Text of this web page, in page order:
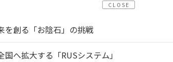
CLOSE
を創る「お陰石」の挑戦
へ拡大する「RUSシステム」